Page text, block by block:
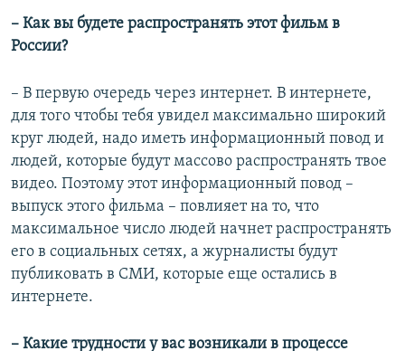
– Как вы будете распространять этот фильм в
России?
– В первую очередь через интернет. В интернете,
для того чтобы тебя увидел максимально широкий
круг людей, надо иметь информационный повод и
людей, которые будут массово распространять твое
видео. Поэтому этот информационный повод –
выпуск этого фильма – повлияет на то, что
максимальное число людей начнет распространять
его в социальных сетях, а журналисты будут
публиковать в СМИ, которые еще остались в
интернете.
– Какие трудности у вас возникали в процессе